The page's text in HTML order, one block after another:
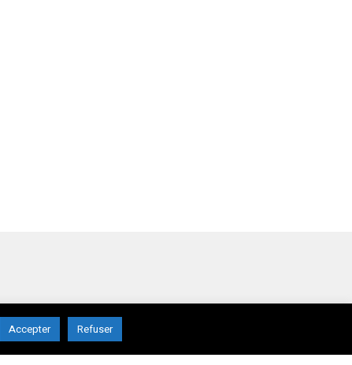
Accepter Refuser